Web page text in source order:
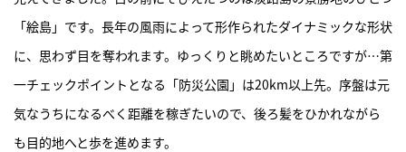
「絵島」です。長年の風雨によって形作られたダイナミックな形状
に、思わず目を奪われます。ゆっくりと眺めたいところですが…第
一チェックポイントとなる「防災公園」は20km以上先。序盤は元
気なうちになるべく距離を稼ぎたいので、後ろ髪をひかれながら
も目的地へと歩を進めます。